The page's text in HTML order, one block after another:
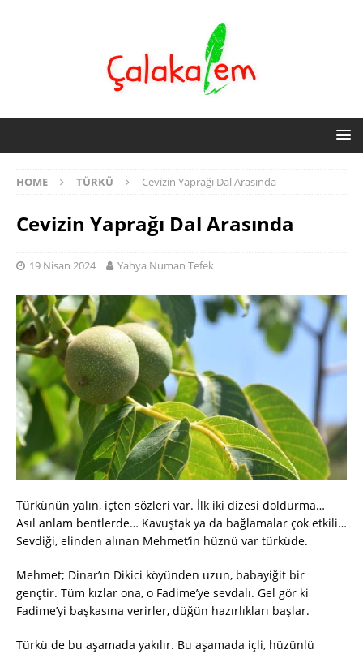
HOME TÜRKÜ Cevizin Yaprağı Dal Arasında
Cevizin Yaprağı Dal Arasında
19 Nisan 2024 Yahya Numan Tefek
Türkünün yalın, içten sözleri var. İlk iki dizesi doldurma…
Asıl anlam bentlerde… Kavuştak ya da bağlamalar çok etkili…
Sevdiği, elinden alınan Mehmet’in hüznü var türküde.
Mehmet; Dinar’ın Dikici köyünden uzun, babayiğit bir
gençtir. Tüm kızlar ona, o Fadime’ye sevdalı. Gel gör ki
Fadime’yi başkasına verirler, düğün hazırlıkları başlar.
Türkü de bu aşamada yakılır. Bu aşamada içli, hüzünlü